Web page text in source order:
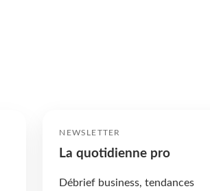
NEWSLETTER
La quotidienne pro
Débrief business, tendances